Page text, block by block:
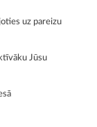
uz pareizu
Jūsu